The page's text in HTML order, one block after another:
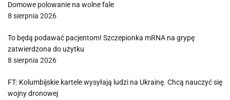
Domowe polowanie na wolne fale
8 sierpnia 2026
To będą podawać pacjentom! Szczepionka mRNA na grypę
zatwierdzona do użytku
8 sierpnia 2026
FT: Kolumbijskie kartele wysyłają ludzi na Ukrainę. Chcą nauczyć się
wojny dronowej